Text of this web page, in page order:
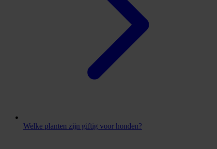
Welke planten zijn giftig voor honden?